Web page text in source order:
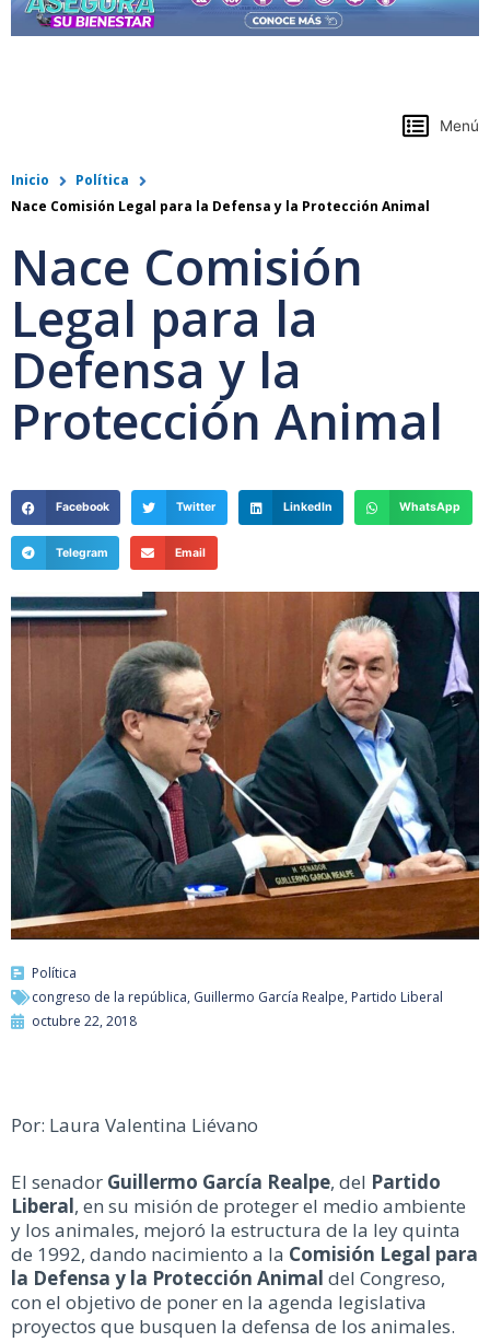
Menú
Inicio
Política
Nace Comisión Legal para la Defensa y la Protección Animal
Nace Comisión
Legal para la
Defensa y la
Protección Animal
Facebook Twitter LinkedIn WhatsApp
Telegram Email
Política
congreso de la república, Guillermo García Realpe, Partido Liberal
octubre 22, 2018
Por: Laura Valentina Liévano
El senador Guillermo García Realpe, del Partido
Liberal, en su misión de proteger el medio ambiente
y los animales, mejoró la estructura de la ley quinta
de 1992, dando nacimiento a la Comisión Legal para
la Defensa y la Protección Animal del Congreso,
con el objetivo de poner en la agenda legislativa
proyectos que busquen la defensa de los animales.